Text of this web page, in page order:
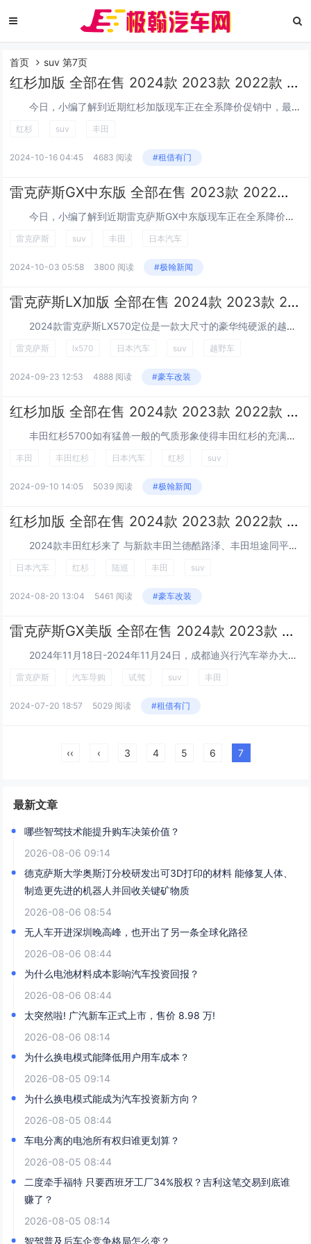
首页 suv 第7页
红杉加版 全部在售 2024款 2023款 2022款 2018款 2017款红杉加版目前售价96万起
今日，小编了解到近期红杉加版现车正在全系降价促销中，最高让利24万，现车限时降价，活动期间还赠送订车大礼包，惊喜不断，感兴趣的朋友欢迎来电咨询或者...
红杉 suv 丰田
2024-10-16 04:45 4683 阅读 #租借有门
雷克萨斯GX中东版 全部在售 2023款 2022款 2020款 2019款 2018款雷克萨斯GX中东版团购钜惠20万 欢迎前来试驾
今日，小编了解到近期雷克萨斯GX中东版现车正在全系降价促销中，最高让利20万，现车限时降价，活动期间还赠送订车大礼包，惊喜不断，感兴趣的朋友欢迎来...
雷克萨斯 suv 丰田 日本汽车
2024-10-03 05:58 3800 阅读 #极翰新闻
雷克萨斯LX加版 全部在售 2024款 2023款 2022款 2021款 2020款 2019款2024款雷克萨斯LX570国六特惠价 可分期购
2024款雷克萨斯LX570定位是一款大尺寸的豪华纯硬派的越野车，那么这款车大家可以理解为陆巡的精装修版本，那么其性能出色品质也是很扎实的，那么还兼具了越野...
雷克萨斯 lx570 日本汽车 suv 越野车
2024-09-23 12:53 4888 阅读 #豪车改装
红杉加版 全部在售 2024款 2023款 2022款 2018款 2017款2024款丰田红杉TRD专业版国六绝版在售 买到即赚到！
丰田红杉5700如有猛兽一般的气质形象使得丰田红杉的充满了威慑力和霸气，侧面看红杉真的非常敦实很显肌肉感。红杉搭载了v8发动机，强劲的动力输出，良好的道路表...
丰田 丰田红杉 日本汽车 红杉 suv
2024-09-10 14:05 5039 阅读 #极翰新闻
红杉加版 全部在售 2024款 2023款 2022款 2018款 2017款气场超越陆巡，外挂备胎+车顶行李箱，2024红杉实拍，新潮又大气
2024款丰田红杉来了 与新款丰田兰德酷路泽、丰田坦途同平台生产，更换了全新更加硬朗犀利的外观，更加霸气。相比老款，新款车型线条更加犀利，少了老款那种圆润，...
日本汽车 红杉 陆巡 丰田 suv
2024-08-20 13:04 5461 阅读 #豪车改装
雷克萨斯GX美版 全部在售 2024款 2023款 2022款 2021款 2020款成都雷克萨斯GX美版目前售价95万起 欢迎上门试驾
2024年11月18日-2024年11月24日，成都迪兴行汽车举办大型走量促销活动，店内雷克萨斯GX美版限时降价促销，现车充足，颜色齐全，活动期间...
雷克萨斯 汽车导购 试驾 suv 丰田
2024-07-20 18:57 5029 阅读 #租借有门
‹‹ ‹ 3 4 5 6 7
最新文章
哪些智驾技术能提升购车决策价值？
2026-08-06 09:14
德克萨斯大学奥斯汀分校研发出可3D打印的材料 能修复人体、
制造更先进的机器人并回收关键矿物质
2026-08-06 08:54
无人车开进深圳晚高峰，也开出了另一条全球化路径
2026-08-06 08:44
为什么电池材料成本影响汽车投资回报？
2026-08-06 08:44
太突然啦! 广汽新车正式上市，售价 8.98 万!
2026-08-06 08:14
为什么换电模式能降低用户用车成本？
2026-08-05 09:14
为什么换电模式能成为汽车投资新方向？
2026-08-05 08:44
车电分离的电池所有权归谁更划算？
2026-08-05 08:44
二度牵手福特 只要西班牙工厂34%股权？吉利这笔交易到底谁
赚了？
2026-08-05 08:14
智驾普及后车企竞争格局怎么变？